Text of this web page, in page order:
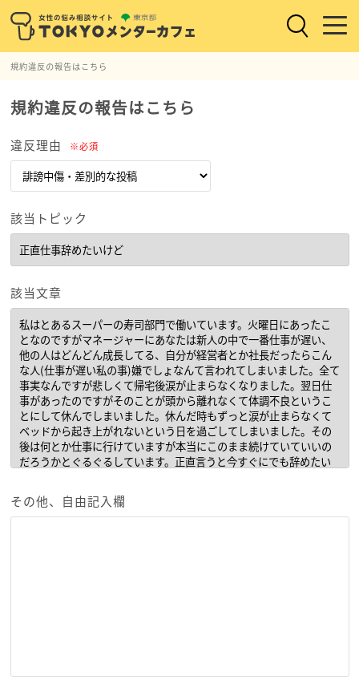
規約違反の報告はこちら
規約違反の報告はこちら
違反理由 ※必須
該当トピック
該当文章
その他、自由記入欄